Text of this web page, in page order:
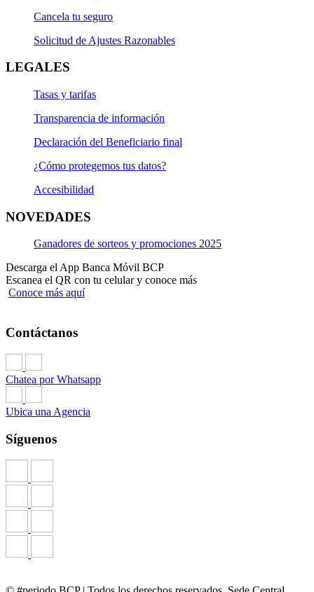
Cancela tu seguro
Solicitud de Ajustes Razonables
LEGALES
Tasas y tarifas
Transparencia de información
Declaración del Beneficiario final
¿Cómo protegemos tus datos?
Accesibilidad
NOVEDADES
Ganadores de sorteos y promociones 2025
Descarga el App Banca Móvil BCP
Escanea el QR con tu celular y conoce más
Conoce más aquí
Contáctanos
Chatea por Whatsapp
Ubica una Agencia
Síguenos